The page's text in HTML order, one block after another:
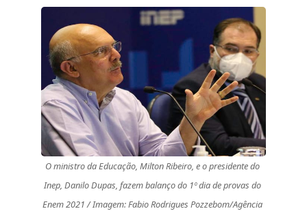
O ministro da Educação, Milton Ribeiro, e o presidente do
Inep, Danilo Dupas, fazem balanço do 1º dia de provas do
Enem 2021 / Imagem: Fabio Rodrigues Pozzebom/Agência